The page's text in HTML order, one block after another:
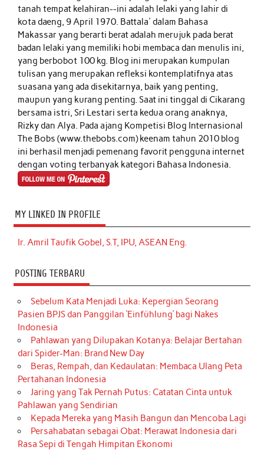
tanah tempat kelahiran--ini adalah lelaki yang lahir di
kota daeng, 9 April 1970. Battala' dalam Bahasa
Makassar yang berarti berat adalah merujuk pada berat
badan lelaki yang memiliki hobi membaca dan menulis ini,
yang berbobot 100 kg. Blog ini merupakan kumpulan
tulisan yang merupakan refleksi kontemplatifnya atas
suasana yang ada disekitarnya, baik yang penting,
maupun yang kurang penting. Saat ini tinggal di Cikarang
bersama istri, Sri Lestari serta kedua orang anaknya,
Rizky dan Alya. Pada ajang Kompetisi Blog Internasional
The Bobs (www.thebobs.com) keenam tahun 2010 blog
ini berhasil menjadi pemenang favorit pengguna internet
dengan voting terbanyak kategori Bahasa Indonesia.
MY LINKED IN PROFILE
Ir. Amril Taufik Gobel, S.T, IPU, ASEAN Eng.
POSTING TERBARU
Sebelum Kata Menjadi Luka: Kepergian Seorang
Pasien BPJS dan Panggilan ‘Einfühlung’ bagi Nakes
Indonesia
Pahlawan yang Dilupakan Kotanya: Belajar Bertahan
dari Spider-Man: Brand New Day
Beras, Rempah, dan Kedaulatan: Membaca Ulang Peta
Pertahanan Indonesia
Jaring yang Tak Pernah Putus: Catatan Cinta untuk
Pahlawan yang Sendirian
Kepada Mereka yang Masih Bangun dan Mencoba Lagi
Persahabatan sebagai Obat: Merawat Indonesia dari
Rasa Sepi di Tengah Himpitan Ekonomi